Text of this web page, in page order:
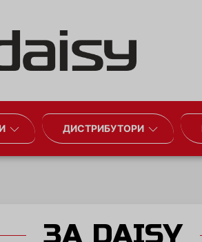
ДИСТРИБУТОРИ
ЗА DAISY